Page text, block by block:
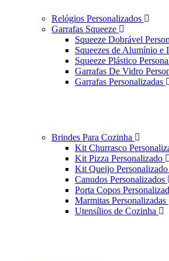
Relógios Personalizados
Garrafas Squeeze
Squeeze Dobrável
Squeezes de Alumínio e
Squeeze Plástico
Garrafas De Vidro
Garrafas Personalizadas
Brindes Para Cozinha
Kit Churrasco
Kit Pizza Personalizado
Kit Queijo Personalizado
Canudos Personalizados
Porta Copos
Marmitas Personalizadas
Utensílios de Cozinha